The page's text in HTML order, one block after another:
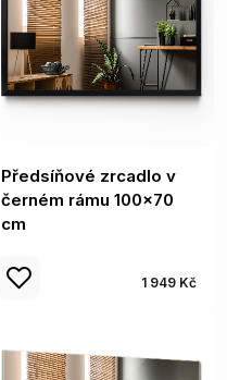
Předsíňové zrcadlo v
černém rámu 100x70
cm
1 949 Kč